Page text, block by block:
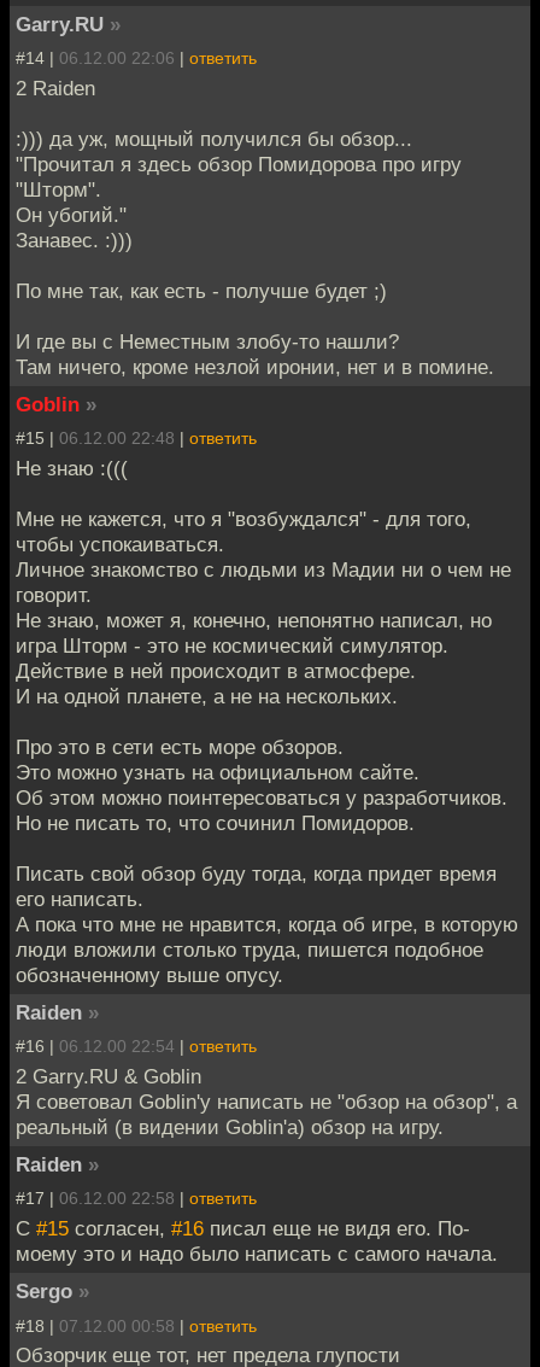
Garry.RU »
#14 | 06.12.00 22:06 | ответить
2 Raiden
:))) да уж, мощный получился бы обзор...
"Прочитал я здесь обзор Помидорова про игру
"Шторм".
Он убогий."
Занавес. :)))
По мне так, как есть - получше будет ;)
И где вы с Неместным злобу-то нашли?
Там ничего, кроме незлой иронии, нет и в помине.
Goblin »
#15 | 06.12.00 22:48 | ответить
Не знаю :(((
Мне не кажется, что я "возбуждался" - для того,
чтобы успокаиваться.
Личное знакомство с людьми из Мадии ни о чем не
говорит.
Не знаю, может я, конечно, непонятно написал, но
игра Шторм - это не космический симулятор.
Действие в ней происходит в атмосфере.
И на одной планете, а не на нескольких.
Про это в сети есть море обзоров.
Это можно узнать на официальном сайте.
Об этом можно поинтересоваться у разработчиков.
Но не писать то, что сочинил Помидоров.
Писать свой обзор буду тогда, когда придет время
его написать.
А пока что мне не нравится, когда об игре, в которую
люди вложили столько труда, пишется подобное
обозначенному выше опусу.
Raiden »
#16 | 06.12.00 22:54 | ответить
2 Garry.RU & Goblin
Я советовал Goblin'у написать не "обзор на обзор", а
реальный (в видении Goblin'а) обзор на игру.
Raiden »
#17 | 06.12.00 22:58 | ответить
С #15 согласен, #16 писал еще не видя его. По-
моему это и надо было написать с самого начала.
Sergo »
#18 | 07.12.00 00:58 | ответить
Обзорчик еще тот, нет предела глупости